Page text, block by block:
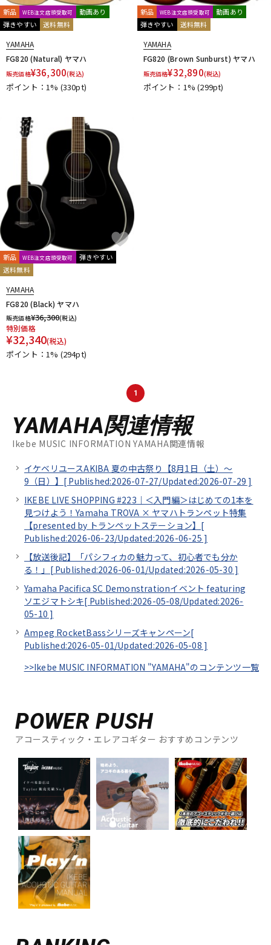
新品 WEB注文店頭受取可
動画あり
弾きやすい
送料無料
YAMAHA
FG820 (Natural) ヤマハ
販売価格¥36,300(税込)
ポイント：1% (330pt)
新品 WEB注文店頭受取可
動画あり
弾きやすい
送料無料
YAMAHA
FG820 (Brown Sunburst) ヤマハ
販売価格¥32,890(税込)
ポイント：1%(299pt)
新品 WEB注文店頭受取可
弾きやすい
送料無料
YAMAHA
FG820 (Black) ヤマハ
販売価格¥36,300(税込)
特別価格
¥32,340(税込)
ポイント：1% (294pt)
1
YAMAHA関連情報
Ikebe MUSIC INFORMATION YAMAHA関連情報
イケベリユースAKIBA 夏の中古祭り【8月1日（土）～
9（日）】[ Published:2026-07-27/Updated:2026-07-29 ]
IKEBE LIVE SHOPPING #223｜＜入門編＞はじめての1本を
見つけよう！Yamaha TROVA × ヤマハトランペット特集
【presented by トランペットステーション】[
Published:2026-06-23/Updated:2026-06-25 ]
【放送後記】「パシフィカの魅力って、初心者でも分か
る！」[ Published:2026-06-01/Updated:2026-05-30 ]
Yamaha Pacifica SC Demonstrationイベント featuring
ソエジマトシキ[ Published:2026-05-08/Updated:2026-
05-10 ]
Ampeg RocketBassシリーズキャンペーン[
Published:2026-05-01/Updated:2026-05-08 ]
>>Ikebe MUSIC INFORMATION "YAMAHA"のコンテンツ一覧
POWER PUSH
アコースティック・エレアコギター おすすめコンテンツ